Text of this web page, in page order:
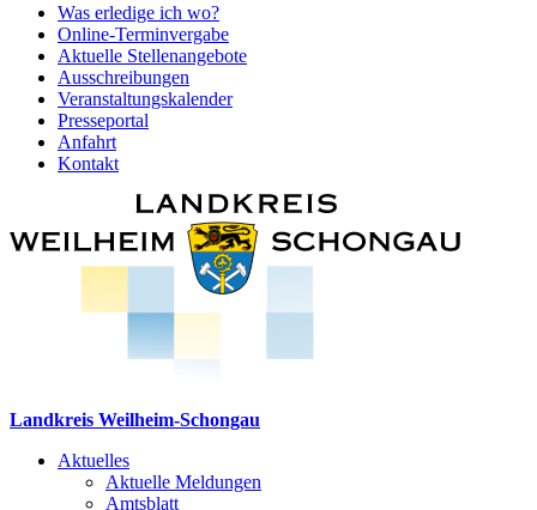
Was erledige ich wo?
Online-Terminvergabe
Aktuelle Stellenangebote
Ausschreibungen
Veranstaltungskalender
Presseportal
Anfahrt
Kontakt
Landkreis Weilheim-Schongau
Aktuelles
Aktuelle Meldungen
Amtsblatt